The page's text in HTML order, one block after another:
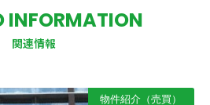
INFORMATION
関連情報
物件紹介（売買）